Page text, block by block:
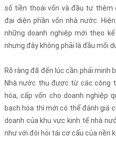
số tiền thoái vốn và đầu tư
đại diện phần vốn nhà nước.
những doanh nghiệp mới theo
nhưng đây không phải là đầu mối
Rõ ràng đã đến lúc cần phải minh
Nhà nước thu được từ các công
hóa, cấp vốn cho doanh nghiệp
bạch hóa thì mới có thể đánh giá
doanh của khu vực kinh tế nhà
như với đòi hỏi tái cơ cấu của nền